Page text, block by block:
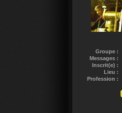
Groupe :
Messages :
Inscrit(e) :
Lieu :
Profession :